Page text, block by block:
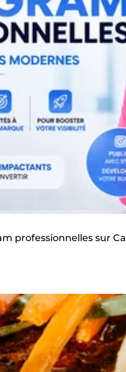
professionnelles sur